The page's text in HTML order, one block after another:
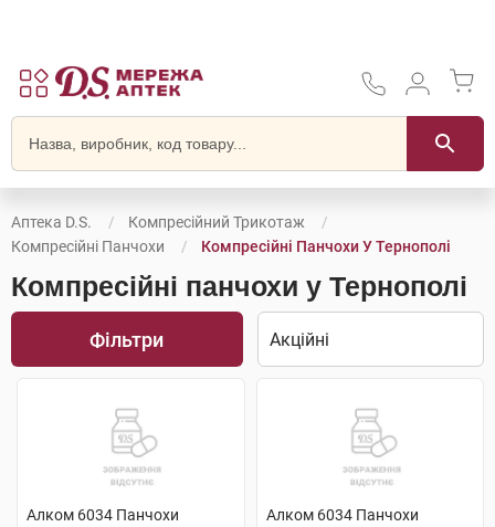
Аптека D.S.
Компресійний Трикотаж
Компресійні Панчохи
Компресійні Панчохи У Тернополі
Компресійні панчохи у Тернополі
Фільтри
Алком 6034 Панчохи
Алком 6034 Панчохи